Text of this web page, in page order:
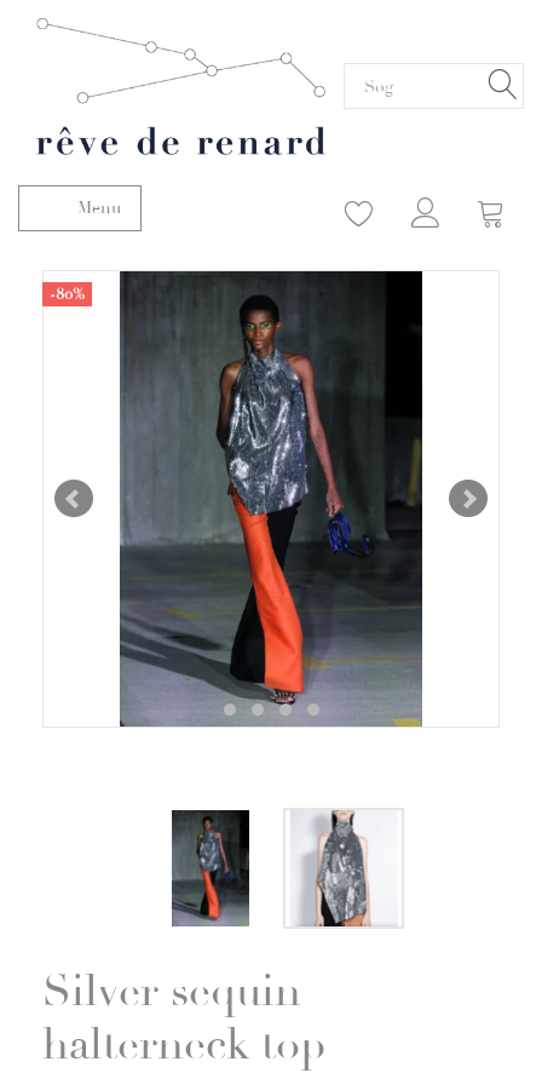
Skifte navigation
Menu
-80%
Silver sequin
halterneck top